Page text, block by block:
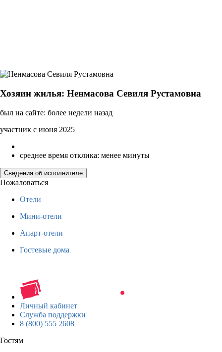
Хозяин жилья: Ненмасова Севиля Рустамовна
был на сайте: более недели назад
участник с июня 2025
среднее время отклика: менее минуты
Сведения об исполнителе
Пожаловаться
Отели
Мини-отели
Апарт-отели
Гостевые дома
Личный кабинет
Служба поддержки
8 (800) 555 2608
Гостям